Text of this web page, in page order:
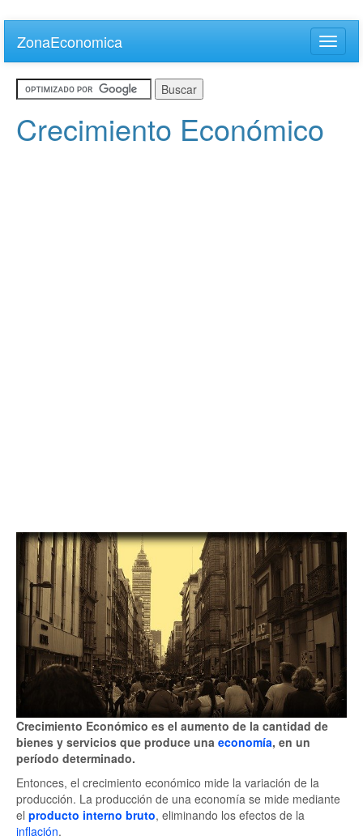
main
content
ZonaEconomica
Toggle
Crecimiento Económico
Crecimiento Económico es el aumento de la cantidad de
bienes y servicios que produce una economía, en un
período determinado.
Entonces, el crecimiento económico mide la variación de la
producción. La producción de una economía se mide mediante
el producto interno bruto, eliminando los efectos de la
inflación.